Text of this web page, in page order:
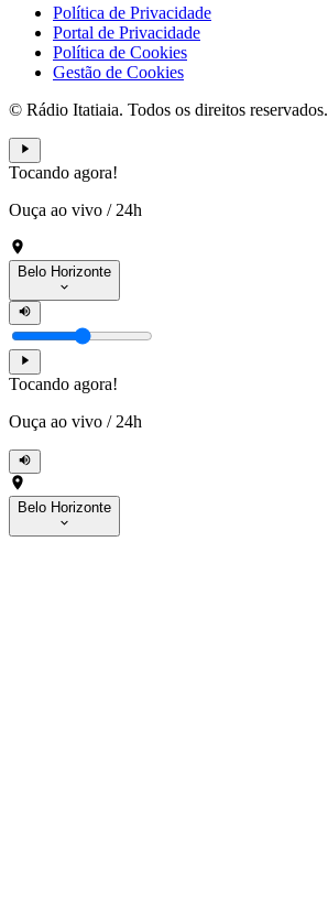
Política de Privacidade
Portal de Privacidade
Política de Cookies
Gestão de Cookies
© Rádio Itatiaia. Todos os direitos reservados.
Tocando agora!
Ouça ao vivo / 24h
Belo Horizonte
Tocando agora!
Ouça ao vivo / 24h
Belo Horizonte